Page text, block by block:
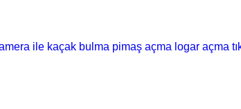
ile kaçak bulma pimaş açma logar açma